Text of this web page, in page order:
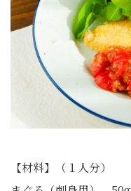
【材料】（１人分）